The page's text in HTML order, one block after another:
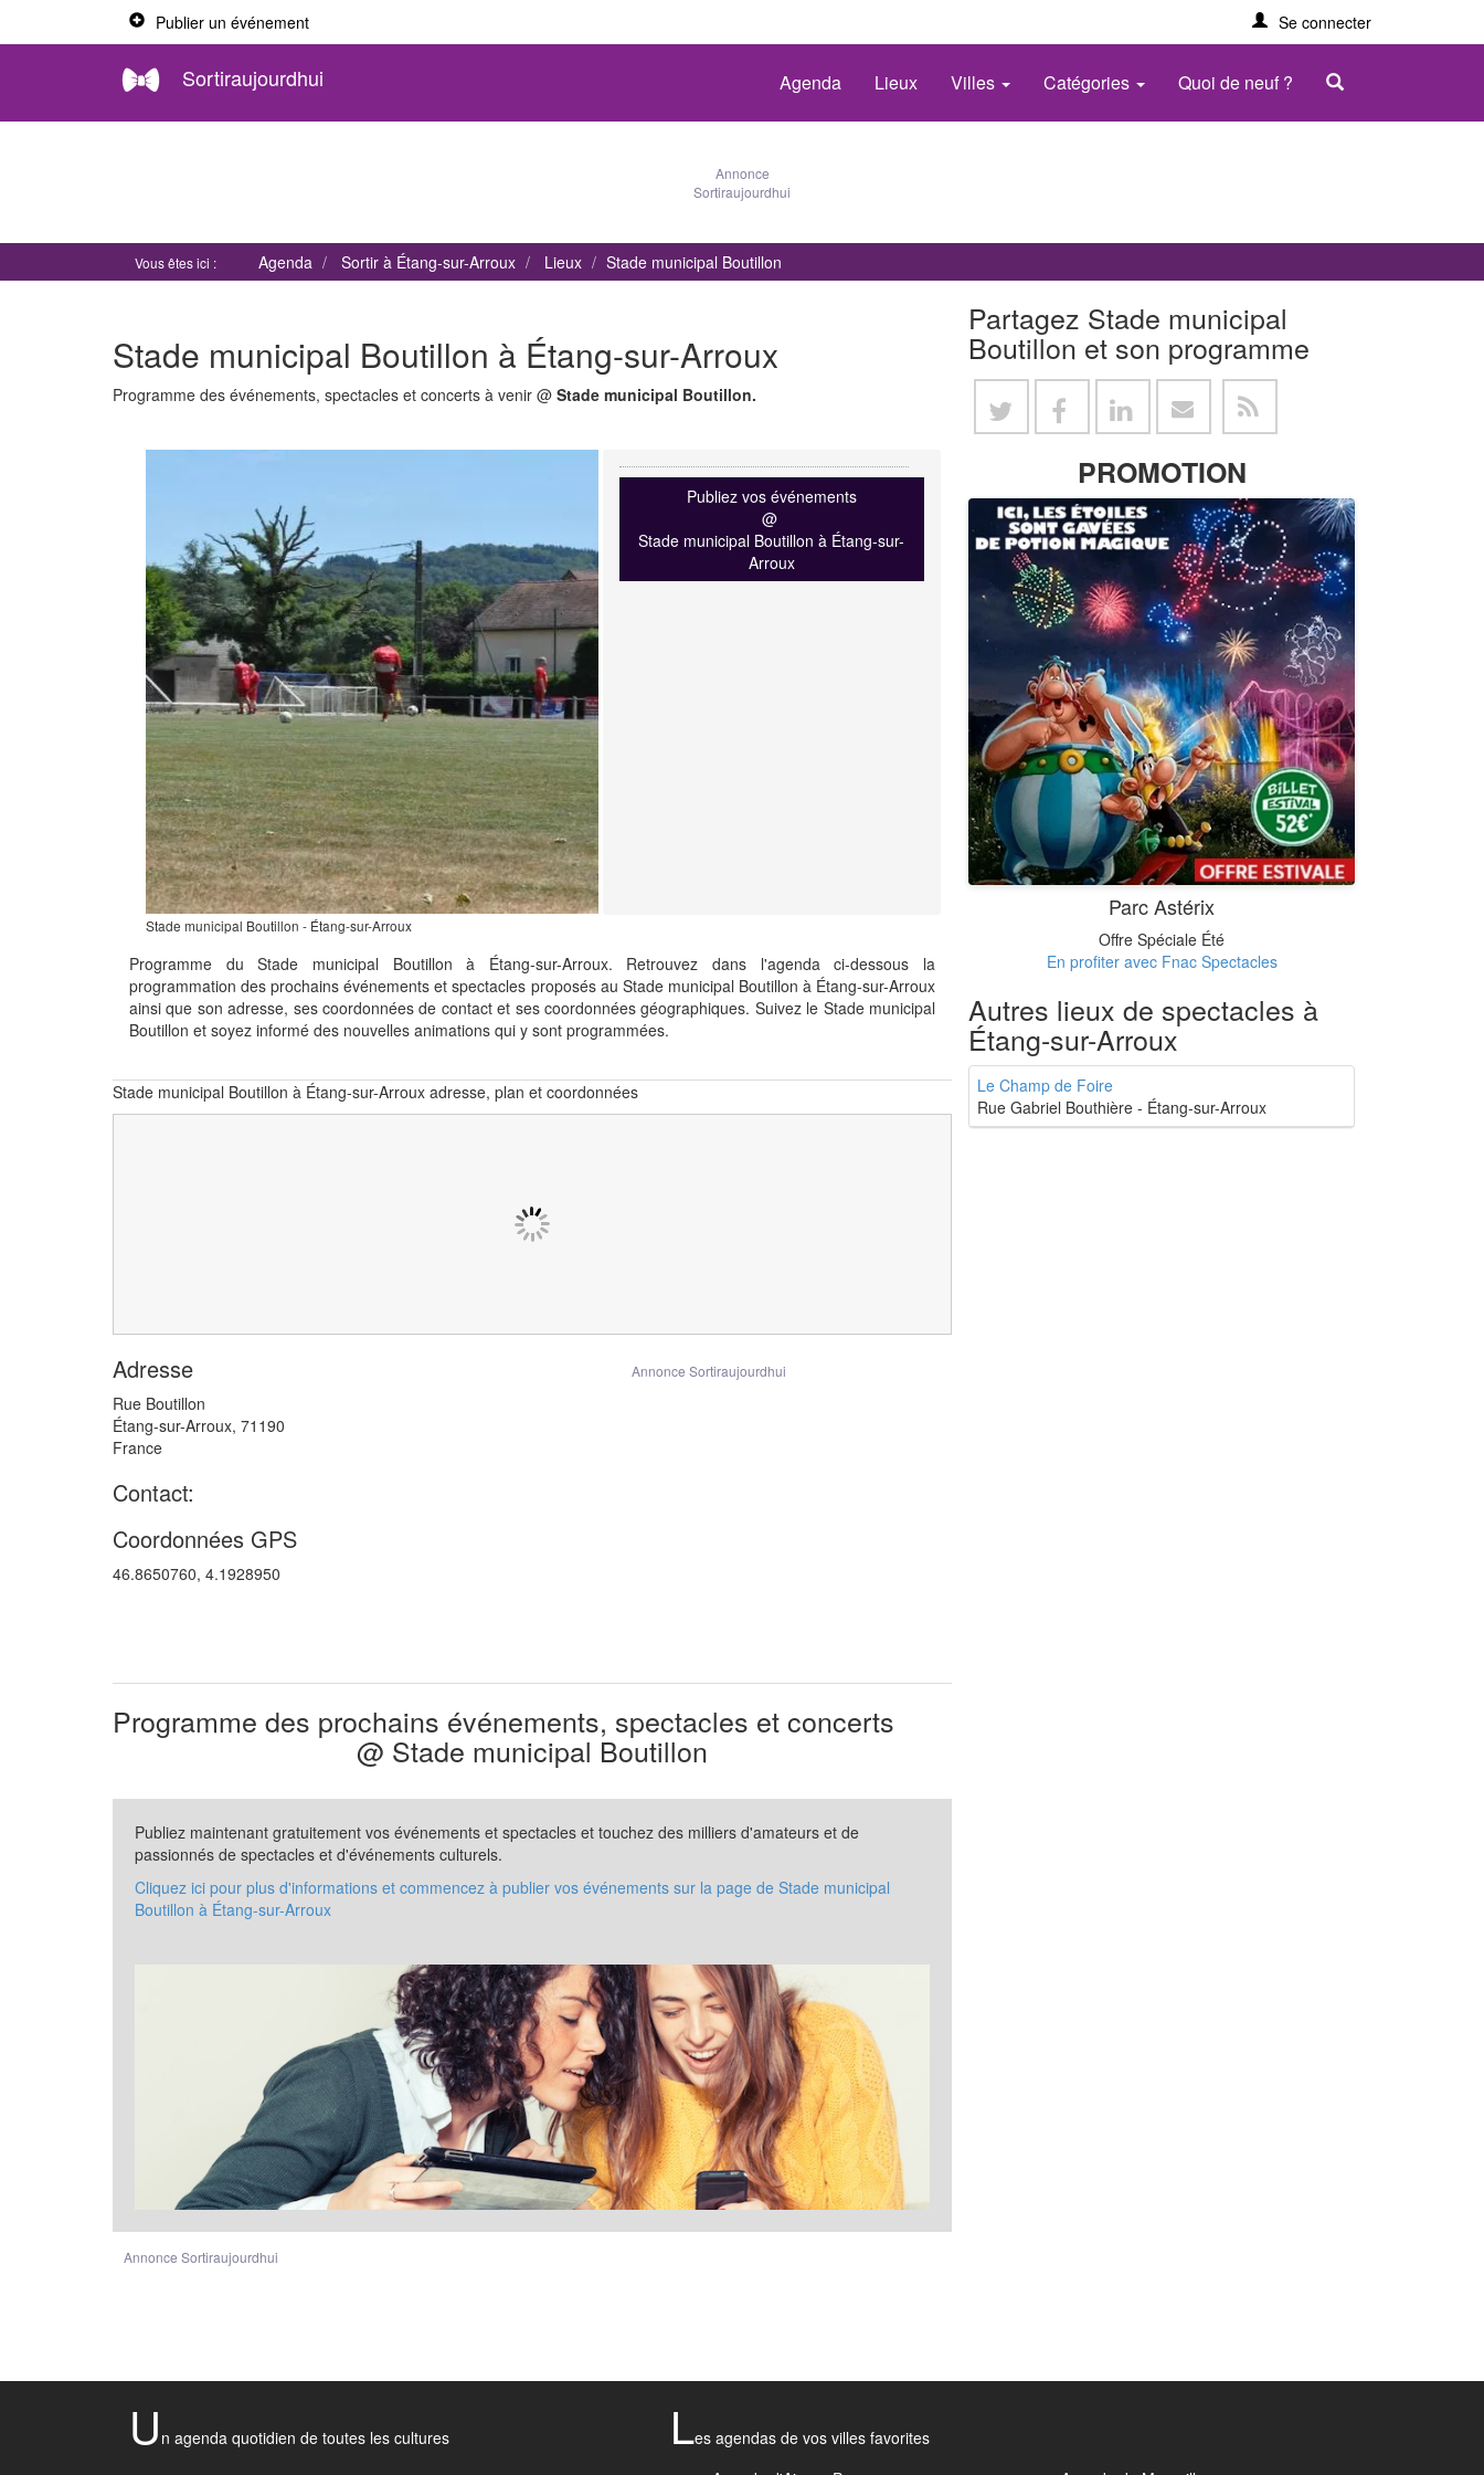
Publier un événement Se connecter
Sortiraujourdhui Agenda Lieux Villes Catégories Quoi de neuf ?
Annonce
Sortiraujourdhui
Vous êtes ici : Agenda Sortir à Étang-sur-Arroux Lieux Stade municipal Boutillon
Stade municipal Boutillon à Étang-sur-Arroux
Programme des événements, spectacles et concerts à venir @ Stade municipal Boutillon.
Stade municipal Boutillon - Étang-sur-Arroux
Publiez vos événements
@
Stade municipal Boutillon à Étang-sur-
Arroux
Programme du Stade municipal Boutillon à Étang-sur-Arroux. Retrouvez dans l'agenda ci-dessous la
programmation des prochains événements et spectacles proposés au Stade municipal Boutillon à Étang-sur-Arroux
ainsi que son adresse, ses coordonnées de contact et ses coordonnées géographiques. Suivez le Stade municipal
Boutillon et soyez informé des nouvelles animations qui y sont programmées.
Stade municipal Boutillon à Étang-sur-Arroux adresse, plan et coordonnées
Annonce Sortiraujourdhui
Adresse
Rue Boutillon
Étang-sur-Arroux, 71190
France
Contact:
Coordonnées GPS
46.8650760, 4.1928950
Programme des prochains événements, spectacles et concerts
@ Stade municipal Boutillon
Publiez maintenant gratuitement vos événements et spectacles et touchez des milliers d'amateurs et de
passionnés de spectacles et d'événements culturels.
Cliquez ici pour plus d'informations et commencez à publier vos événements sur la page de Stade municipal
Boutillon à Étang-sur-Arroux
Annonce Sortiraujourdhui
Partagez Stade municipal
Boutillon et son programme
PROMOTION
Parc Astérix
Offre Spéciale Été
En profiter avec Fnac Spectacles
Autres lieux de spectacles à
Étang-sur-Arroux
Le Champ de Foire
Rue Gabriel Bouthière - Étang-sur-Arroux
U n agenda quotidien de toutes les cultures Les agendas de vos villes favorites